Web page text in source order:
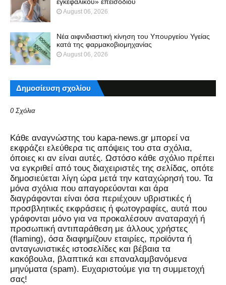
August 06, 2026
Νέα αιφνιδιαστική κίνηση του Υπουργείου Υγείας
κατά της φαρμακοβιομηχανίας
August 06, 2026
Δημοσίευση σχολίου
0 Σχόλια
Kάθε αναγνώστης του kapa-news.gr μπορεί να
εκφράζει ελεύθερα τις απόψεις του στα σχόλια,
όποιες κι αν είναι αυτές. Ωστόσο κάθε σχόλιο πρέπει
να εγκριθεί από τους διαχειριστές της σελίδας, οπότε
δημοσιεύεται λίγη ώρα μετά την καταχώρησή του. Τα
μόνα σχόλια που απαγορεύονται και άρα
διαγράφονται είναι όσα περιέχουν υβριστικές ή
προσβλητικές εκφράσεις ή φωτογραφίες, αυτά που
γράφονται μόνο για να προκαλέσουν αναταραχή ή
προσωπική αντιπαράθεση με άλλους χρήστες
(flaming), όσα διαφημίζουν εταιρίες, προϊόντα ή
ανταγωνιστικές ιστοσελίδες και βέβαια τα
κακόβουλα, βλαπτικά και επαναλαμβανόμενα
μηνύματα (spam). Ευχαριστούμε για τη συμμετοχή
σας!